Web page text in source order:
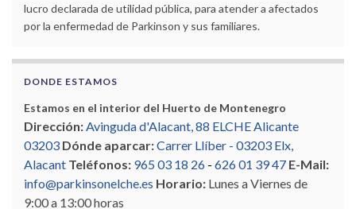
lucro declarada de utilidad pública, para atender a afectados
por la enfermedad de Parkinson y sus familiares.
DONDE ESTAMOS
Estamos en el interior del Huerto de Montenegro
Dirección:Avinguda d'Alacant, 88 ELCHE Alicante
03203 Dónde aparcar:Carrer Llíber - 03203 Elx,
Alacant Teléfonos: 965 03 18 26 - 626 01 39 47 E-Mail:
info@parkinsonelche.es Horario: Lunes a Viernes de
9:00 a 13:00 horas